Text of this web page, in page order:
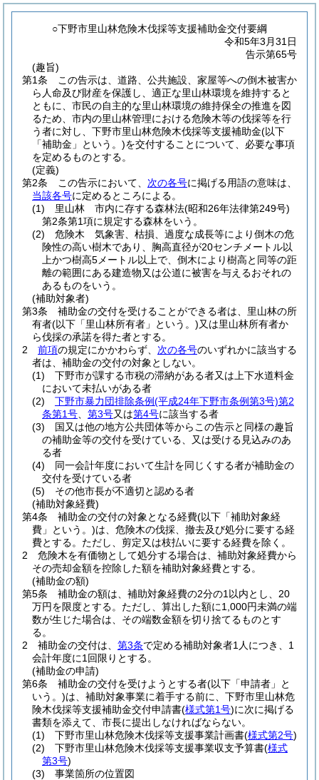
○下野市里山林危険木伐採等支援補助金交付要綱
令和5年3月31日
告示第65号
(趣旨)
第1条
この告示は、道路、公共施設、家屋等への倒木被害か
ら人命及び財産を保護し、適正な里山林環境を維持すると
ともに、市民の自主的な里山林環境の維持保全の推進を図
るため、市内の里山林管理における危険木等の伐採等を行
う者に対し、下野市里山林危険木伐採等支援補助金(以下
「補助金」という。)を交付することについて、必要な事項
を定めるものとする。
(定義)
第2条
この告示において、 次の各号に掲げる用語の意味は、
当該各号に定めるところによる。
(1)
里山林 市内に存する森林法(昭和26年法律第249号)
第2条第1項に規定する森林をいう。
(2)
危険木 気象害、枯損、過度な成長等により倒木の危
険性の高い樹木であり、胸高直径が20センチメートル以
上かつ樹高5メートル以上で、倒木により樹高と同等の距
離の範囲にある建造物又は公道に被害を与えるおそれの
あるものをいう。
(補助対象者)
第3条
補助金の交付を受けることができる者は、里山林の所
有者(以下「里山林所有者」という。)又は里山林所有者か
ら伐採の承諾を得た者とする。
2
前項の規定にかかわらず、 次の各号のいずれかに該当する
者は、補助金の交付の対象としない。
(1)
下野市が課する市税の滞納がある者又は上下水道料金
において未払いがある者
(2)
下野市暴力団排除条例(平成24年下野市条例第3号)第2
条第1号
第3号又は第4号に該当する者
(3)
国又は他の地方公共団体等からこの告示と同様の趣旨
の補助金等の交付を受けている、又は受ける見込みのあ
る者
(4)
同一会計年度において生計を同じくする者が補助金の
交付を受けている者
(5)
その他市長が不適切と認める者
(補助対象経費)
第4条
補助金の交付の対象となる経費(以下「補助対象経
費」という。)は、危険木の伐採、撤去及び処分に要する経
費とする。 ただし、剪定又は枝払いに要する経費を除く。
2
危険木を有価物として処分する場合は、補助対象経費から
その売却金額を控除した額を補助対象経費とする。
(補助金の額)
第5条
補助金の額は、補助対象経費の2分の1以内とし、20
万円を限度とする。 ただし、算出した額に1,000円未満の端
数が生じた場合は、その端数金額を切り捨てるものとす
る。
2
補助金の交付は、 第3条で定める補助対象者1人につき、1
会計年度に1回限りとする。
(補助金の申請)
第6条
補助金の交付を受けようとする者(以下「申請者」と
いう。)は、補助対象事業に着手する前に、下野市里山林危
険木伐採等支援補助金交付申請書(様式第1号)に次に掲げる
書類を添えて、市長に提出しなければならない。
(1)
下野市里山林危険木伐採等支援事業計画書(様式第2号)
(2)
下野市里山林危険木伐採等支援事業収支予算書(様式
第3号)
(3)
事業箇所の位置図